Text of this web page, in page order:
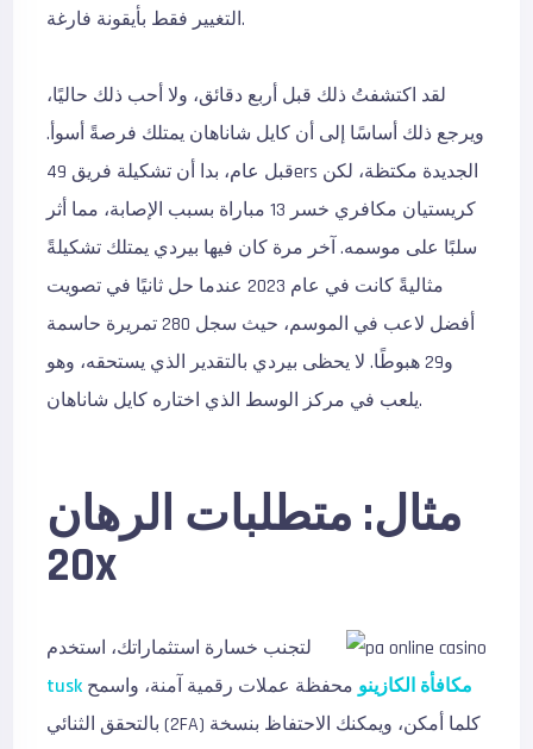
التغيير فقط بأيقونة فارغة.
لقد اكتشفتُ ذلك قبل أربع دقائق، ولا أحب ذلك حاليًا،
ويرجع ذلك أساسًا إلى أن كايل شاناهان يمتلك فرصةً أسوأ.
قبل عام، بدا أن تشكيلة فريق 49ers الجديدة مكتظة، لكن
كريستيان مكافري خسر 13 مباراة بسبب الإصابة، مما أثر
سلبًا على موسمه. آخر مرة كان فيها بيردي يمتلك تشكيلةً
مثاليةً كانت في عام 2023 عندما حل ثانيًا في تصويت
أفضل لاعب في الموسم، حيث سجل 280 تمريرة حاسمة
و29 هبوطًا. لا يحظى بيردي بالتقدير الذي يستحقه، وهو
يلعب في مركز الوسط الذي اختاره كايل شاناهان.
مثال: متطلبات الرهان
20x
لتجنب خسارة استثماراتك، استخدم
tusk مكافأة الكازينو محفظة عملات رقمية آمنة، واسمح
بالتحقق الثنائي (2FA) كلما أمكن، ويمكنك الاحتفاظ بنسخة